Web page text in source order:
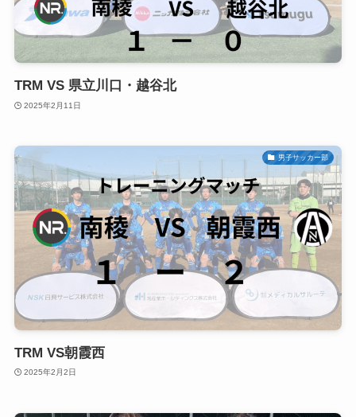
TRM VS 県立川口・越谷北
2025年2月11日
男子サッカー部
TRM VS朝霞西
2025年2月2日